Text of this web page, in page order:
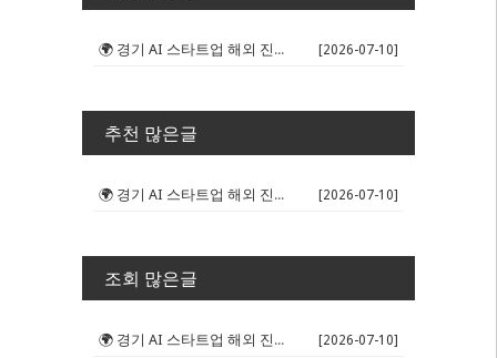
🌍 경기 AI 스타트업 해외 진출 판... [2026-07-10]
추천 많은글
🌍 경기 AI 스타트업 해외 진출 판... [2026-07-10]
조회 많은글
🌍 경기 AI 스타트업 해외 진출 판... [2026-07-10]